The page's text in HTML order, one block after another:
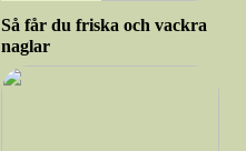
Så får du friska och vackra
naglar